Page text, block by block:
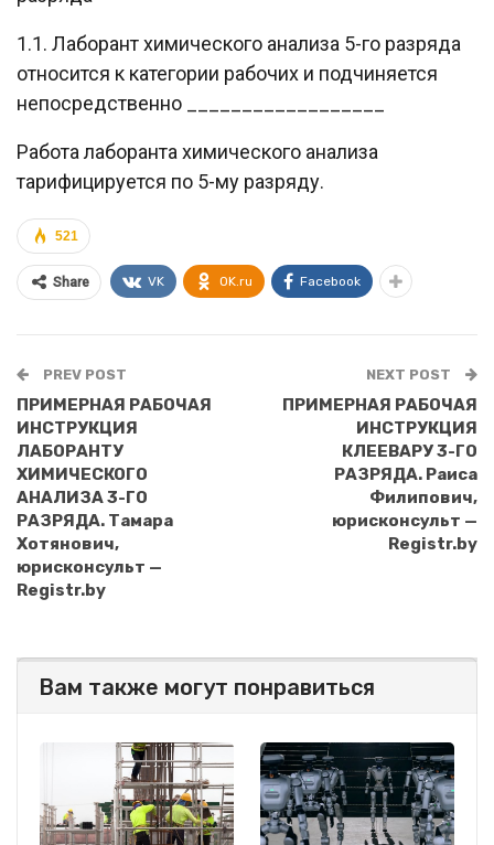
1.1. Лаборант химического анализа 5-го разряда
относится к категории рабочих и подчиняется
непосредственно __________________
Работа лаборанта химического анализа
тарифицируется по 5-му разряду.
521
Share VK OK.ru Facebook
PREV POST
ПРИМЕРНАЯ РАБОЧАЯ
ИНСТРУКЦИЯ
ЛАБОРАНТУ
ХИМИЧЕСКОГО
АНАЛИЗА 3-ГО
РАЗРЯДА. Тамара
Хотянович,
юрисконсульт —
Registr.by
NEXT POST
ПРИМЕРНАЯ РАБОЧАЯ
ИНСТРУКЦИЯ
КЛЕЕВАРУ 3-ГО
РАЗРЯДА. Раиса
Филипович,
юрисконсульт —
Registr.by
Вам также могут понравиться